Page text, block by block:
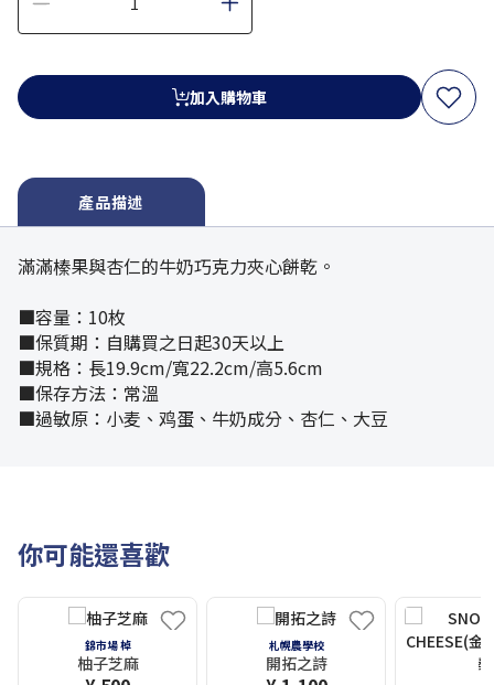
加入購物車
產品描述
滿滿榛果與杏仁的牛奶巧克力夾心餅乾。
■容量：10枚
■保質期：自購買之日起30天以上
■規格：長19.9cm/寬22.2cm/高5.6cm
■保存方法：常溫
■過敏原：小麦、鸡蛋、牛奶成分、杏仁、大豆
你可能還喜歡
錦市場 棹
柚子芝麻
札幌農學校
開拓之詩